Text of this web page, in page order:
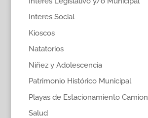
Interes Social
Kioscos
Natatorios
Niñez y Adolescencia
Patrimonio Histórico Municipal
Playas de Estacionamiento
Salud